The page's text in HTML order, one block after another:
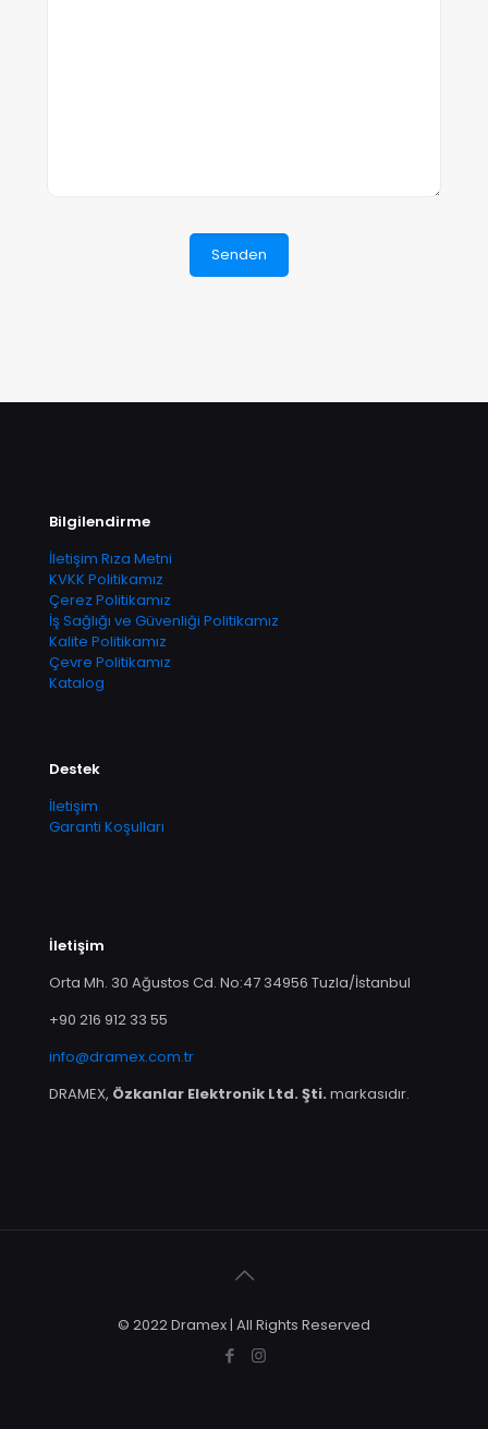
Bilgilendirme
İletişim Rıza Metni
KVKK Politikamız
Çerez Politikamız
İş Sağlığı ve Güvenliği Politikamız
Kalite Politikamız
Çevre Politikamız
Katalog
Destek
İletişim
Garanti Koşulları
İletişim
Orta Mh. 30 Ağustos Cd. No:47 34956 Tuzla/İstanbul
+90 216 912 33 55
info@dramex.com.tr
DRAMEX, Özkanlar Elektronik Ltd. Şti. markasıdır.
© 2022 Dramex | All Rights Reserved